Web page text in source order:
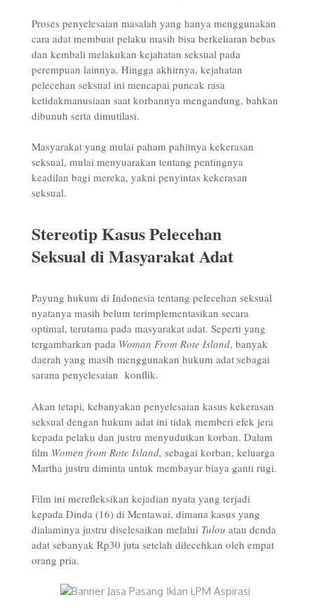
Proses penyelesaian masalah yang hanya menggunakan
cara adat membuat pelaku masih bisa berkeliaran bebas
dan kembali melakukan kejahatan seksual pada
perempuan lainnya. Hingga akhirnya, kejahatan
pelecehan seksual ini mencapai puncak rasa
ketidakmanusiaan saat korbannya mengandung, bahkan
dibunuh serta dimutilasi.
Masyarakat yang mulai paham pahitnya kekerasan
seksual, mulai menyuarakan tentang pentingnya
keadilan bagi mereka, yakni penyintas kekerasan
seksual.
Stereotip Kasus Pelecehan
Seksual di Masyarakat Adat
Payung hukum di Indonesia tentang pelecehan seksual
nyatanya masih belum terimplementasikan secara
optimal, terutama pada masyarakat adat. Seperti yang
tergambarkan pada Woman From Rote Island, banyak
daerah yang masih menggunakan hukum adat sebagai
sarana penyelesaian konflik.
Akan tetapi, kebanyakan penyelesaian kasus kekerasan
seksual dengan hukum adat ini tidak memberi efek jera
kepada pelaku dan justru menyudutkan korban. Dalam
film Women from Rote Island, sebagai korban, keluarga
Martha justru diminta untuk membayar biaya ganti rugi.
Film ini merefleksikan kejadian nyata yang terjadi
kepada Dinda (16) di Mentawai, dimana kasus yang
dialaminya justru diselesaikan melalui Tulou atau denda
adat sebanyak Rp30 juta setelah dilecehkan oleh empat
orang pria.